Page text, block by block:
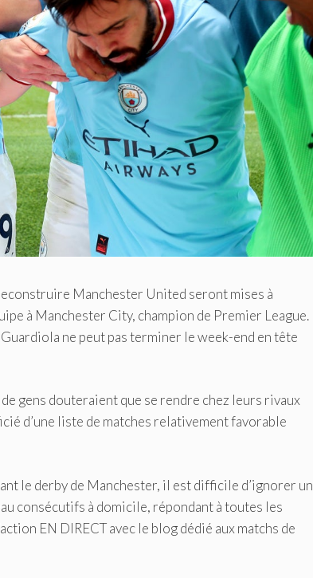
Manchester United seront mises à
à Manchester City, champion de Premier League.
ne peut pas terminer le week-end en tête
gens douteraient que se rendre chez leurs rivaux
d’une liste de matches relativement favorable
le derby de Manchester, il est difficile d’ignorer un
consécutifs à domicile, répondant à toutes les
EN DIRECT avec le blog dédié aux matchs de